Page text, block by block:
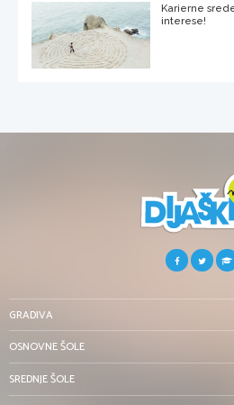
Karierne
interese!
GRADIVA
OSNOVNE ŠOLE
SREDNJE ŠOLE